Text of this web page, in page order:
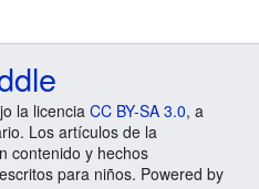
la licencia CC BY-SA 3.0, a
Los artículos de la
contenido y hechos
para niños. Powered by